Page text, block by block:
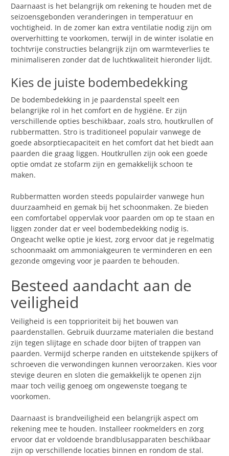
Daarnaast is het belangrijk om rekening te houden met de
seizoensgebonden veranderingen in temperatuur en
vochtigheid. In de zomer kan extra ventilatie nodig zijn om
oververhitting te voorkomen, terwijl in de winter isolatie en
tochtvrije constructies belangrijk zijn om warmteverlies te
minimaliseren zonder dat de luchtkwaliteit hieronder lijdt.
Kies de juiste bodembedekking
De bodembedekking in je paardenstal speelt een
belangrijke rol in het comfort en de hygiëne. Er zijn
verschillende opties beschikbaar, zoals stro, houtkrullen of
rubbermatten. Stro is traditioneel populair vanwege de
goede absorptiecapaciteit en het comfort dat het biedt aan
paarden die graag liggen. Houtkrullen zijn ook een goede
optie omdat ze stofarm zijn en gemakkelijk schoon te
maken.
Rubbermatten worden steeds populairder vanwege hun
duurzaamheid en gemak bij het schoonmaken. Ze bieden
een comfortabel oppervlak voor paarden om op te staan ​​en
liggen zonder dat er veel bodembedekking nodig is.
Ongeacht welke optie je kiest, zorg ervoor dat je regelmatig
schoonmaakt om ammoniakgeuren te verminderen en een
gezonde omgeving voor je paarden te behouden.
Besteed aandacht aan de
veiligheid
Veiligheid is een topprioriteit bij het bouwen van
paardenstallen. Gebruik duurzame materialen die bestand
zijn tegen slijtage en schade door bijten of trappen van
paarden. Vermijd scherpe randen en uitstekende spijkers of
schroeven die verwondingen kunnen veroorzaken. Kies voor
stevige deuren en sloten die gemakkelijk te openen zijn
maar toch veilig genoeg om ongewenste toegang te
voorkomen.
Daarnaast is brandveiligheid een belangrijk aspect om
rekening mee te houden. Installeer rookmelders en zorg
ervoor dat er voldoende brandblusapparaten beschikbaar
zijn op verschillende locaties binnen en rondom de stal.